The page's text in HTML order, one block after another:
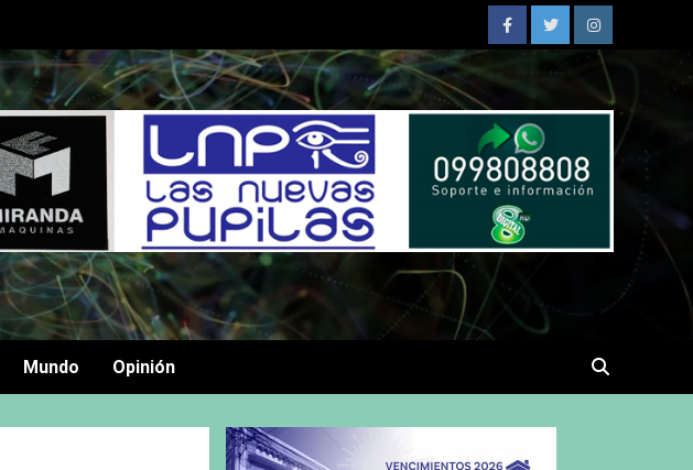
FacebookTwitterInstagram
Mundo Opinión